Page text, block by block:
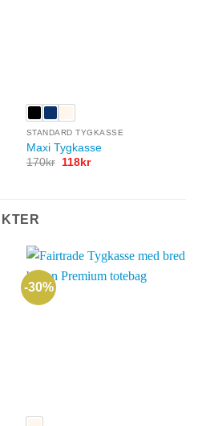
STANDARD TYGKASSE
Maxi Tygkasse
170kr
Det
118krDet
-30%